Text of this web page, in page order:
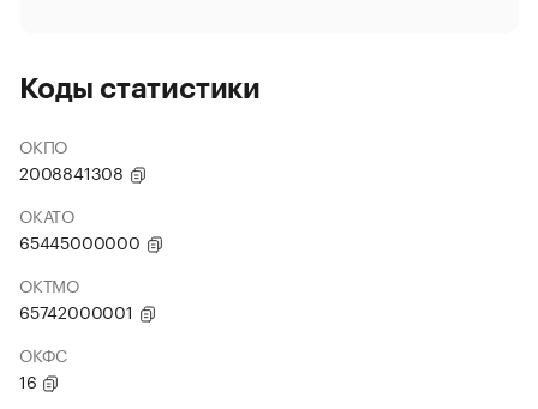
Коды статистики
ОКПО
2008841308
ОКАТО
65445000000
ОКТМО
65742000001
ОКФС
16